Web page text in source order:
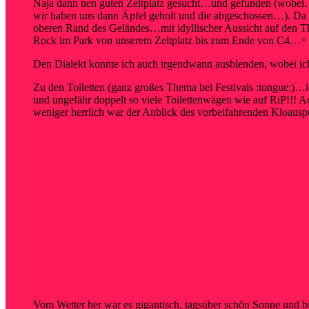
Naja dann nen guten Zeltplatz gesucht…und gefunden
wir haben uns dann Äpfel geholt und die abgeschossen…).
oberen Rand des Geländes…mit idyllischer Aussicht auf den
Rock im Park von unserem Zeltplatz bis zum Ende von
Den Dialekt konnte ich auch irgendwann ausblenden, wobei
Zu den Toiletten (ganz großes Thema bei Festivals
und ungefähr doppelt so viele Toilettenwägen wie auf RiP!!!
weniger herrlich war der Anblick des vorbeifahrenden
Vom Wetter her war es gigantisch, tagsüber schön Sonne